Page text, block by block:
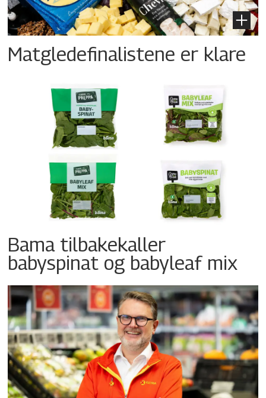
Matgledefinalistene er klare
Bama tilbakekaller
babyspinat og babyleaf mix